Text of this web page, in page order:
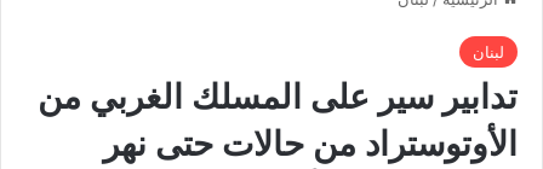
لبنان
تدابير سير على المسلك الغربي من
الأوتوستراد من حالات حتى نهر